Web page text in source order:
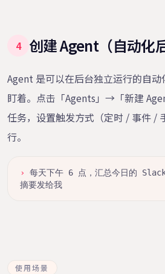
4 创建 Agent（自动化
Agent 是可以在后台独立运行的自
盯着。点击「Agents」→「新建
任务，设置触发方式（定时 / 事件 /
行。
›
每天下午 6 点，汇总今日的
摘要发给我
使用场景